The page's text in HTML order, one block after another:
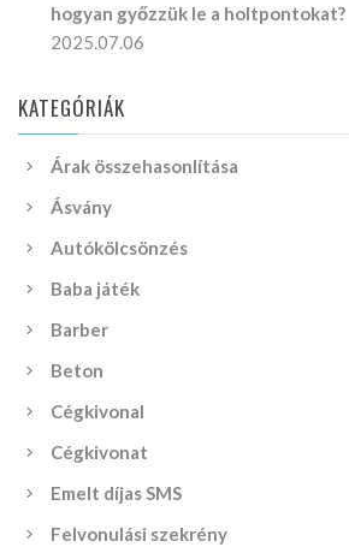
hogyan győzzük le a holtpontokat?
2025.07.06
KATEGÓRIÁK
Árak összehasonlítása
Ásvány
Autókölcsönzés
Baba játék
Barber
Beton
Cégkivonal
Cégkivonat
Emelt díjas SMS
Felvonulási szekrény